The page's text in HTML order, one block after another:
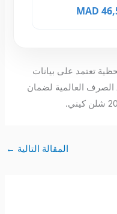
تعتمد على بيانات
العالمية لضمان
المقالة التالية←